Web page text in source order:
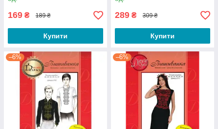
169 ₴ 189 ₴
Купити
289 ₴ 309 ₴
Купити
–6% –6%